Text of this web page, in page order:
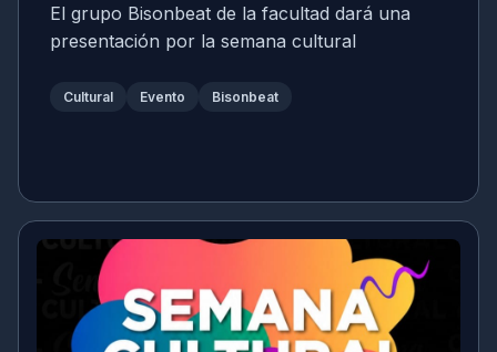
El grupo Bisonbeat de la facultad dará una
presentación por la semana cultural
Cultural Evento Bisonbeat